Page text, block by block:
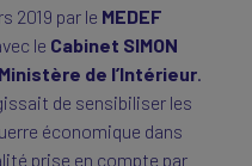
2019 par le MEDEF
le Cabinet SIMON
Ministère de l’Intérieur.
de sensibiliser les
économique dans
prise en compte par